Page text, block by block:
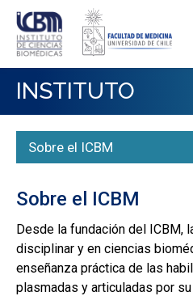
INSTITUTO
Sobre el ICBM
Sobre el ICBM
Desde la fundación del ICBM,
disciplinar y en ciencias
enseñanza práctica de las
plasmadas y articuladas por